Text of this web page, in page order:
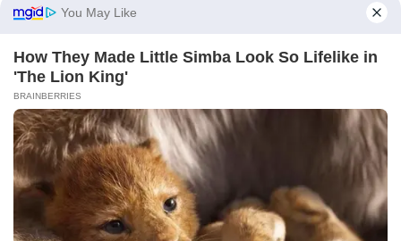
BRAINBERRIES
Meet The 6 Legendary Child Actors Who Became Real Life